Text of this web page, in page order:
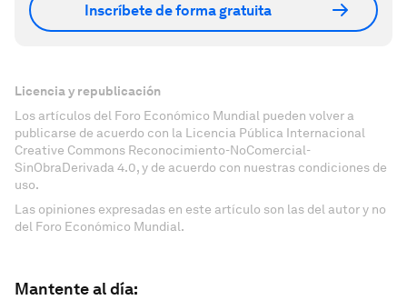
Inscríbete de forma gratuita
Licencia y republicación
Los artículos del Foro Económico Mundial pueden volver a
publicarse de acuerdo con la Licencia Pública Internacional
Creative Commons Reconocimiento-NoComercial-
SinObraDerivada 4.0, y de acuerdo con nuestras condiciones de
uso.
Las opiniones expresadas en este artículo son las del autor y no
del Foro Económico Mundial.
Mantente al día: